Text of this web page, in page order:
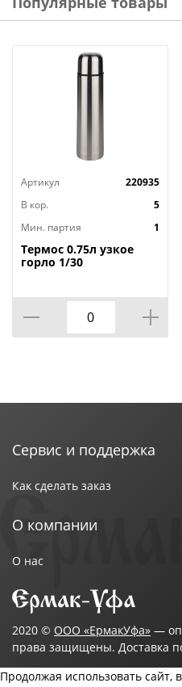
специальными
делает содержимое
водонепроницаемым.
Артикул
220935
В кор.
5
Мин. партия
1
Термос 0.75л узкое
горло 1/30
Сервис и поддержка
Как сделать заказ
О компании
О нас
2020 © ООО «ЕрмакУфа» —
права защищены. Доставка
Продолжая использовать сайт,